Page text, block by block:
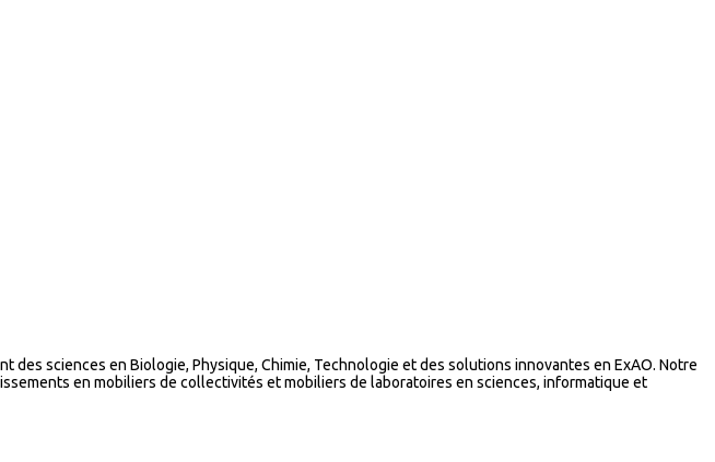
des sciences en Biologie, Physique, Chimie, Technologie et des solutions innovantes en ExAO. Notre
en mobiliers de collectivités et mobiliers de laboratoires en sciences, informatique et